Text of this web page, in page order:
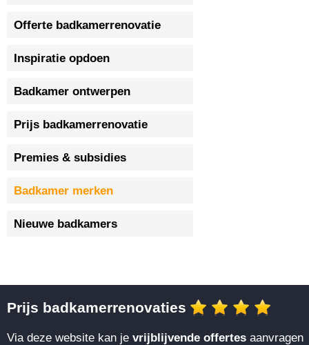
Offerte badkamerrenovatie
Inspiratie opdoen
Badkamer ontwerpen
Prijs badkamerrenovatie
Premies & subsidies
Badkamer merken
Nieuwe badkamers
Prijs badkamerrenovaties
Via deze website kan je vrijblijvende offertes aanvragen